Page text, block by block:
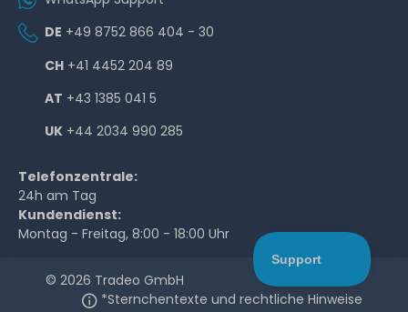
DE +49 8752 866 404 - 30
CH +41 4452 204 89
AT +43 1385 041 5
UK +44 2034 990 285
Telefonzentrale:
24h am Tag
Kundendienst:
Montag - Freitag, 8:00 - 18:00 Uhr
© 2026 Tradeo GmbH
*Sternchentexte und rechtliche Hinweise